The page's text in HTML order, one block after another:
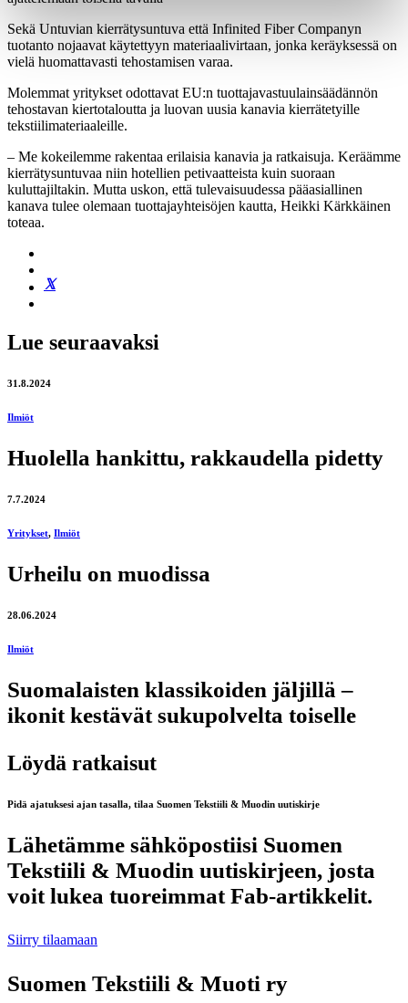
Sekä Untuvian kierrätysuntuva että Infinited Fiber Companyn
tuotanto nojaavat käytettyyn materiaalivirtaan, jonka keräyksessä on
vielä huomattavasti tehostamisen varaa.
Molemmat yritykset odottavat EU:n tuottajavastuulainsäädännön
tehostavan kiertotaloutta ja luovan uusia kanavia kierrätetyille
tekstiilimateriaaleille.
– Me kokeilemme rakentaa erilaisia kanavia ja ratkaisuja. Keräämme
kierrätysuntuvaa niin hotellien petivaatteista kuin suoraan
kuluttajiltakin. Mutta uskon, että tulevaisuudessa pääasiallinen
kanava tulee olemaan tuottajayhteisöjen kautta, Heikki Kärkkäinen
toteaa.
Lue seuraavaksi
31.8.2024
Ilmiöt
Huolella hankittu, rakkaudella pidetty
7.7.2024
Yritykset, Ilmiöt
Urheilu on muodissa
28.06.2024
Ilmiöt
Suomalaisten klassikoiden jäljillä –
ikonit kestävät sukupolvelta toiselle
Löydä ratkaisut
Pidä ajatuksesi ajan tasalla, tilaa Suomen Tekstiili & Muodin uutiskirje
Lähetämme sähköpostiisi Suomen
Tekstiili & Muodin uutiskirjeen, josta
voit lukea tuoreimmat Fab-artikkelit.
Siirry tilaamaan
Suomen Tekstiili & Muoti ry